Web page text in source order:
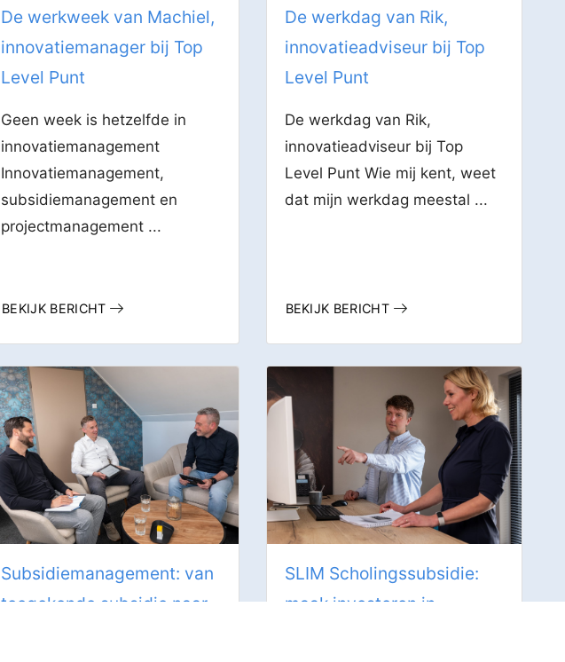
De werkweek van Machiel,
innovatiemanager bij Top
Level Punt
Geen week is hetzelfde in
innovatiemanagement
Innovatiemanagement,
subsidiemanagement en
projectmanagement ...
BEKIJK BERICHT
De werkdag van Rik,
innovatieadviseur bij Top
Level Punt
De werkdag van Rik,
innovatieadviseur bij Top
Level Punt Wie mij kent, weet
dat mijn werkdag meestal ...
BEKIJK BERICHT
Subsidiemanagement: van
toegekende subsidie naar
SLIM Scholingssubsidie:
maak investeren in